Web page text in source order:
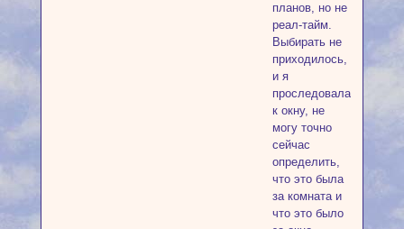
планов, но не
реал-тайм.
Выбирать не
приходилось,
и я
проследовала
к окну, не
могу точно
сейчас
определить,
что это была
за комната и
что это было